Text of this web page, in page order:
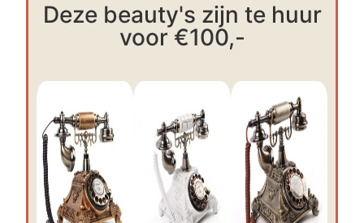
Deze beauty's zijn te huur
voor €100,-